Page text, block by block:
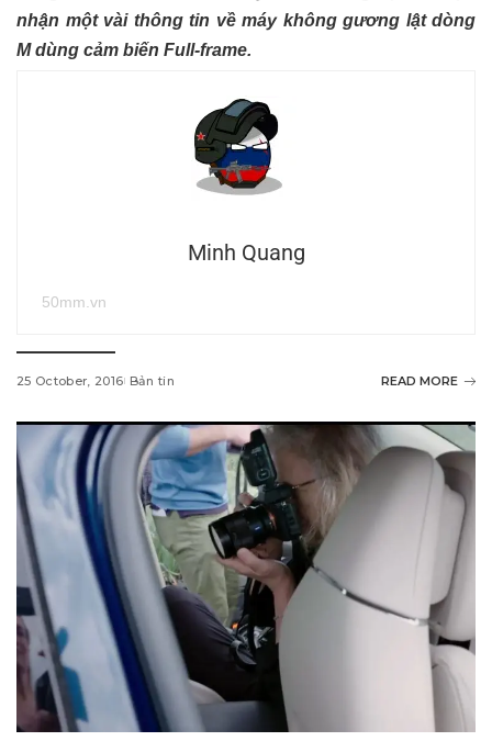
nhận một vài thông tin về máy không gương lật dòng
M dùng cảm biến Full-frame.
Minh Quang
50mm.vn
25 October, 2016 Bản tin READ MORE